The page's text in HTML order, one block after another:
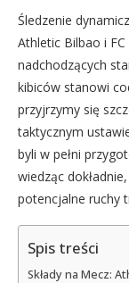
Śledzenie
Athletic Bilbao i
nadchodzących
kibiców stanowi
przyjrzymy się
taktycznym
byli w pełni
wiedząc
potencjalne ruchy
Spis treści
Składy na Mecz: